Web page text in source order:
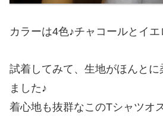
カラーは4色♪チャコールとイエ
試着してみて、生地がほんとに
ました♪
着心地も抜群なこのTシャツオ